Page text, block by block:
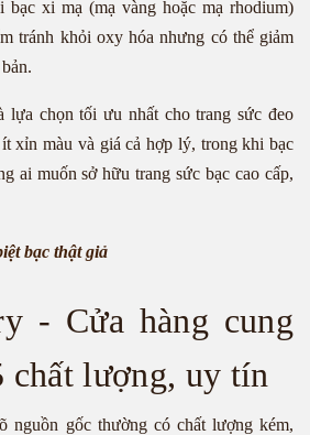
bạc xi mạ (mạ vàng hoặc mạ rhodium)
tránh khỏi oxy hóa nhưng có thể giảm
lựa chọn tối ưu nhất cho trang sức đeo
xỉn màu và giá cả hợp lý, trong khi bạc
ai muốn sở hữu trang sức bạc cao cấp,
bạc thật giả
- Cửa hàng cung
chất lượng, uy tín
nguồn gốc thường có chất lượng kém,